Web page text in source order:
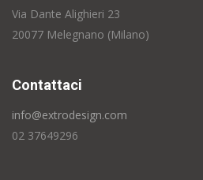
Via Dante Alighieri 23
20077 Melegnano (Milano)
Contattaci
info@extrodesign.com
02 37649296